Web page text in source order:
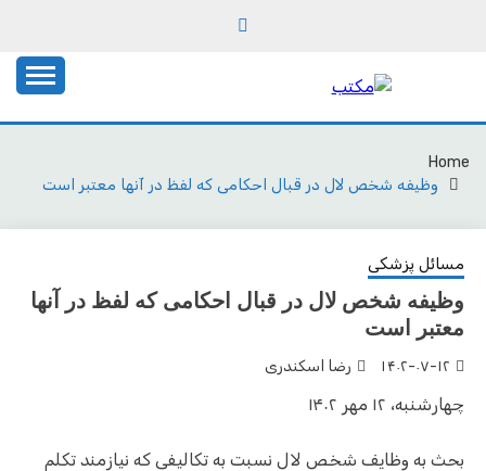
مکتب
Home
وظیفه شخص لال در قبال احکامی که لفظ در آنها معتبر است
مسائل پزشکی
وظیفه شخص لال در قبال احکامی که لفظ در آنها
معتبر است
۱۴۰۲-۰۷-۱۲ رضا اسکندری
چهارشنبه، ۱۲ مهر ۱۴۰۲
بحث به وظایف شخص لال نسبت به تکالیفی که نیازمند تکلم